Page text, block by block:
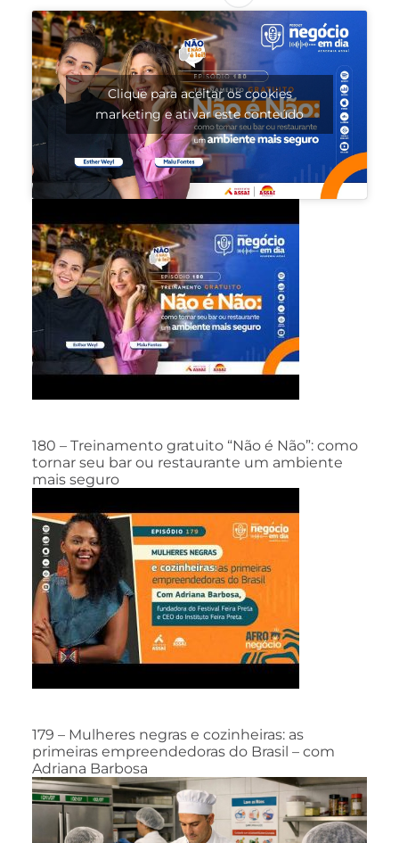
Clique para aceitar os cookies
marketing e ativar este conteúdo
180 – Treinamento gratuito “Não é Não”: como
tornar seu bar ou restaurante um ambiente
mais seguro
179 – Mulheres negras e cozinheiras: as
primeiras empreendedoras do Brasil – com
Adriana Barbosa